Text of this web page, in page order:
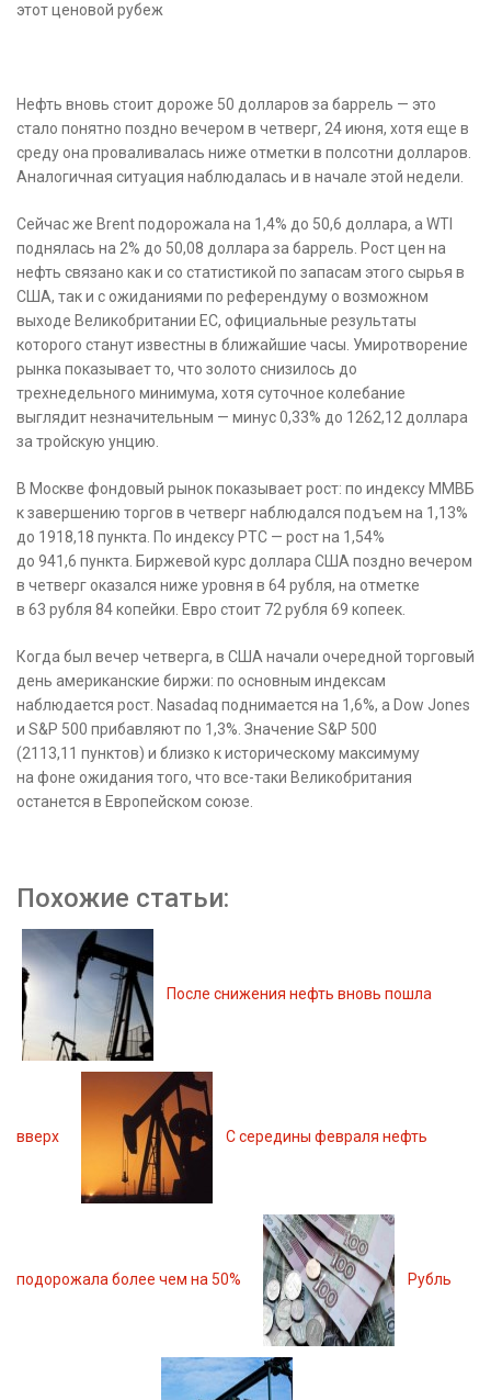
этот ценовой рубеж
Нефть вновь стоит дороже 50 долларов за баррель — это
стало понятно поздно вечером в четверг, 24 июня, хотя еще в
среду она проваливалась ниже отметки в полсотни долларов.
Аналогичная ситуация наблюдалась и в начале этой недели.
Сейчас же Brent подорожала на 1,4% до 50,6 доллара, а WTI
поднялась на 2% до 50,08 доллара за баррель. Рост цен на
нефть связано как и со статистикой по запасам этого сырья в
США, так и с ожиданиями по референдуму о возможном
выходе Великобритании ЕС, официальные результаты
которого станут известны в ближайшие часы. Умиротворение
рынка показывает то, что золото снизилось до
трехнедельного минимума, хотя суточное колебание
выглядит незначительным — минус 0,33% до 1262,12 доллара
за тройскую унцию.
В Москве фондовый рынок показывает рост: по индексу ММВБ
к завершению торгов в четверг наблюдался подъем на 1,13%
до 1918,18 пункта. По индексу РТС — рост на 1,54%
до 941,6 пункта. Биржевой курс доллара США поздно вечером
в четверг оказался ниже уровня в 64 рубля, на отметке
в 63 рубля 84 копейки. Евро стоит 72 рубля 69 копеек.
Когда был вечер четверга, в США начали очередной торговый
день американские биржи: по основным индексам
наблюдается рост. Nasadaq поднимается на 1,6%, а Dow Jones
и S&P 500 прибавляют по 1,3%. Значение S&P 500
(2113,11 пунктов) и близко к историческому максимуму
на фоне ожидания того, что все-таки Великобритания
останется в Европейском союзе.
Похожие статьи:
После снижения нефть вновь пошла
вверх С середины февраля нефть
подорожала более чем на 50% Рубль